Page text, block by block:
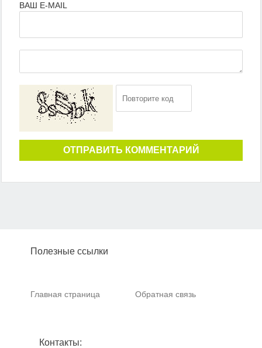
ВАШ E-MAIL
ОТПРАВИТЬ КОММЕНТАРИЙ
Полезные ссылки
Главная страница Обратная связь
Контакты: